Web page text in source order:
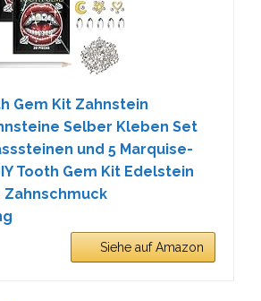
Gem Kit Zahnstein
Selber Kleben Set
und 5 Marquise-
Tooth Gem Kit Edelstein
Zahnschmuck
Siehe auf Amazon